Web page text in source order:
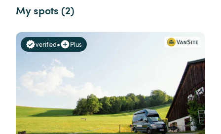
My spots (2)
verified• Plus